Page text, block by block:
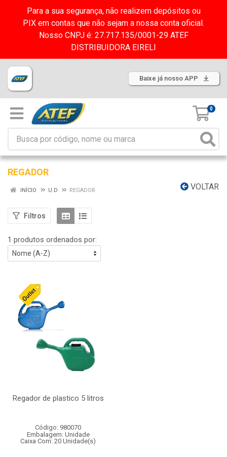
Para a sua segurança, não realizem depósitos ou
PIX em contas que não sejam a nossa conta oficial.
Nosso CNPJ é: 27.717.135/0001-29 ATEF
DISTRIBUIDORA EIRELI
Baixe já nosso APP
0
REGADOR
VOLTAR
INÍCIO U.D REGADOR
Filtros
1 produtos ordenados por:
Regador de plastico 5 litros
Código: 980070
Embalagem: Unidade
Caixa Com: 20 Unidade(s)